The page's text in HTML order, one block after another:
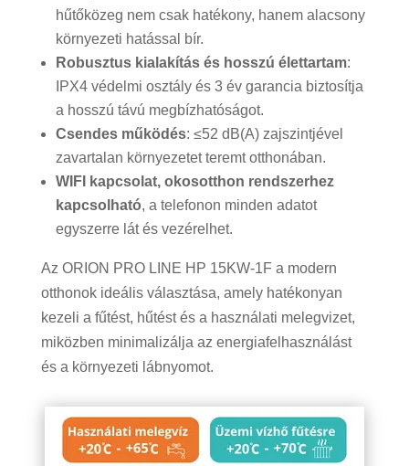
hűtőközeg nem csak hatékony, hanem alacsony
környezeti hatással bír.
Robusztus kialakítás és hosszú élettartam:
IPX4 védelmi osztály és 3 év garancia biztosítja
a hosszú távú megbízhatóságot.
Csendes működés: ≤52 dB(A) zajszintjével
zavartalan környezetet teremt otthonában.
WIFI kapcsolat, okosotthon rendszerhez
kapcsolható, a telefonon minden adatot
egyszerre lát és vezérelhet.
Az ORION PRO LINE HP 15KW-1F a modern
otthonok ideális választása, amely hatékonyan
kezeli a fűtést, hűtést és a használati melegvizet,
miközben minimalizálja az energiafelhasználást
és a környezeti lábnyomot.